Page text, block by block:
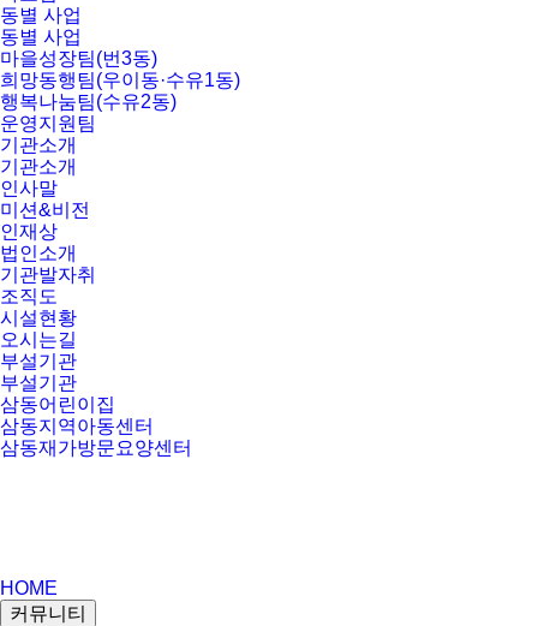
동별 사업
동별 사업
마을성장팀(번3동)
희망동행팀(우이동·수유1동)
행복나눔팀(수유2동)
운영지원팀
기관소개
기관소개
인사말
미션&비전
인재상
법인소개
기관발자취
조직도
시설현황
오시는길
부설기관
부설기관
삼동어린이집
삼동지역아동센터
삼동재가방문요양센터
HOME
커뮤니티